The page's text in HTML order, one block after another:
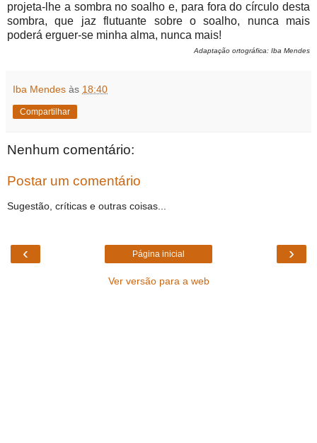
projeta-lhe a sombra no soalho e, para fora do círculo desta
sombra, que jaz flutuante sobre o soalho, nunca mais
poderá erguer-se minha alma, nunca mais!
Adaptação ortográfica: Iba Mendes
Iba Mendes às 18:40
Compartilhar
Nenhum comentário:
Postar um comentário
Sugestão, críticas e outras coisas...
‹ ›
Página inicial
Ver versão para a web